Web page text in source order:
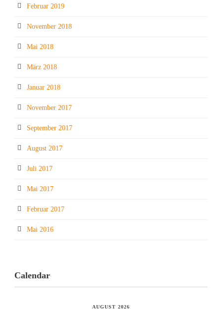
Februar 2019
November 2018
Mai 2018
März 2018
Januar 2018
November 2017
September 2017
August 2017
Juli 2017
Mai 2017
Februar 2017
Mai 2016
Calendar
AUGUST 2026